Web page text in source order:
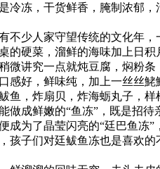
冷冻，干货鲜香，腌制浓郁
不少人家守望传统的文化年
硬菜，溜鲜的海味加上日
微讲究一点就炖豆腐，焖粉
好，鲜味纯，加上一丝丝
，炸扇贝，炸海蛎丸子，
做成鲜嫩的“鱼冻”，既是招
成为了晶莹闪亮的“廷巴鱼
孩子们对廷鲅鱼冻也是喜欢